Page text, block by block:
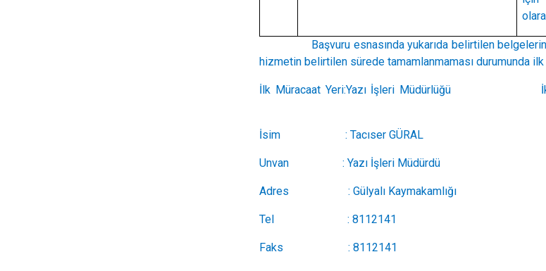
Başvuru esnasında yukarıda belirtilen belgelerin
hizmetin belirtilen sürede tamamlanmaması durumunda
İlk Müracaat Yeri:Yazı İşleri
İsim : Tacıser GÜRAL
Unvan : Yazı İşleri
Adres : Gülyalı Kaymakamlığı
Tel : 8112141
Faks : 8112141